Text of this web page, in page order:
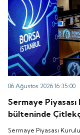
06 Ağustos 2026 16:35:00
Sermaye
bülteninde
Plast Teknik
Sermaye Piyasası